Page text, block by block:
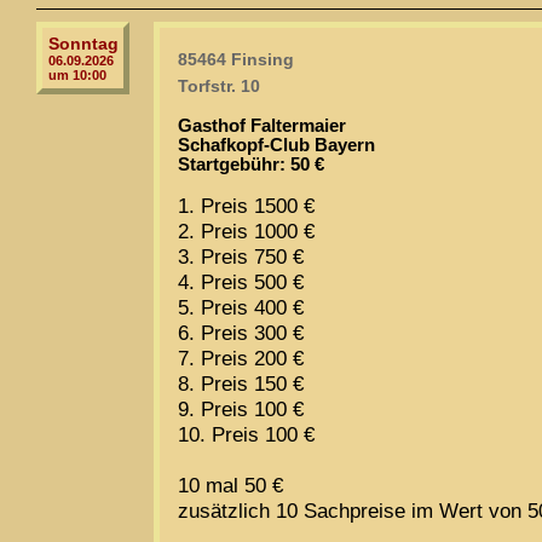
Sonntag
06.09.2026
um 10:00
85464 Finsing
Torfstr. 10
Gasthof Faltermaier
Schafkopf-Club Bayern
Startgebühr: 50 €
1. Preis 1500 €
2. Preis 1000 €
3. Preis 750 €
4. Preis 500 €
5. Preis 400 €
6. Preis 300 €
7. Preis 200 €
8. Preis 150 €
9. Preis 100 €
10. Preis 100 €
10 mal 50 €
zusätzlich 10 Sachpreise im Wert von